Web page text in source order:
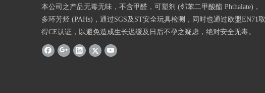
本公司之产品无毒无味，不含甲醛，可塑剂 (邻苯二甲酸酯 Phthalate)，
多环芳烃 (PAHs)，通过SGS及ST安全玩具检测，同时也通过欧盟EN71取
得CE认证，以避免造成生长迟缓及日后不孕之疑虑，绝对安全无毒。